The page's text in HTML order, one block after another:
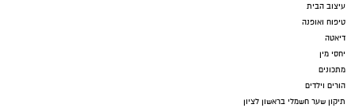
עיצוב הבית
טיפוח ואופנה
דיאטה
יחסי מין
מתכונים
הורים וילדים
תיקון שער חשמלי בראשון לציון